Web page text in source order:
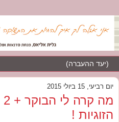
יום רביעי, 15 ביולי 2015
הזוגיות !